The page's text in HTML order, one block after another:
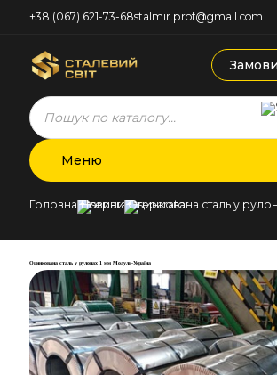
+38 (067) 621-73-68stalmir.prof@gmail.com
Products
search
Меню
Головна Новини Оцинкована сталь у
Оцинкована сталь у рулонах 1 мм Модуль-Україна